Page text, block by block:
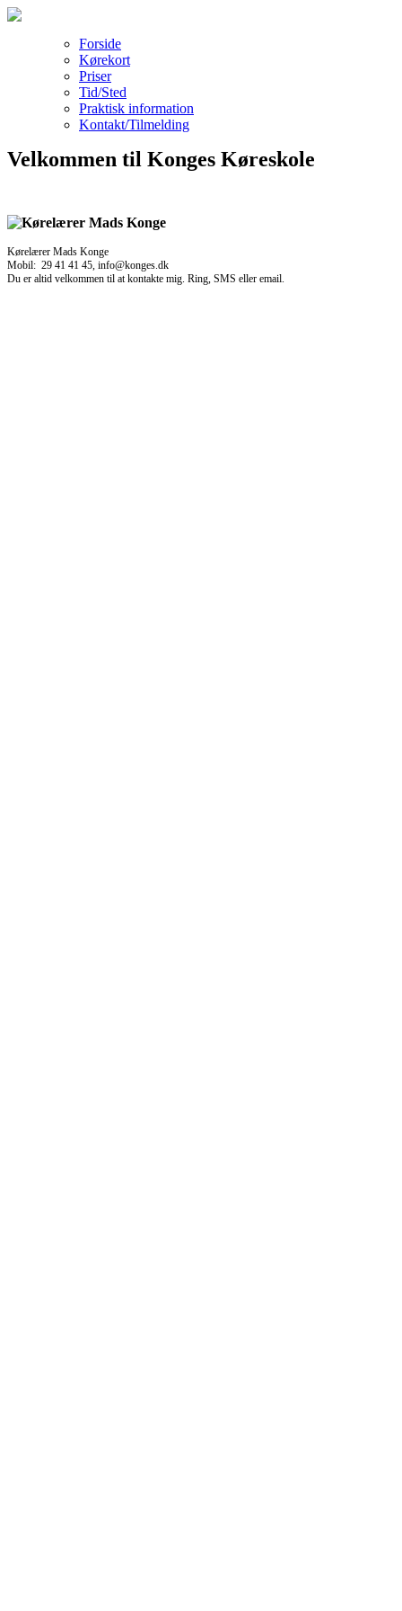
Forside
Kørekort
Priser
Tid/Sted
Praktisk information
Kontakt/Tilmelding
Velkommen til Konges Køreskole
Kørelærer Mads Konge
Mobil: 29 41 41 45, info@konges.dk
Du er altid velkommen til at kontakte mig. Ring, SMS eller email.